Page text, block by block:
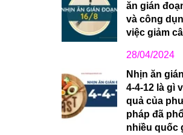
ăn gián
và công
việc giảm
28/04/2024
Nhịn ăn
4-4-12 là gì
quả của
pháp đã
nhiều quốc